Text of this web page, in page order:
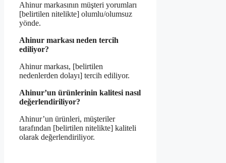
Ahinur markasının müşteri yorumları
[belirtilen nitelikte] olumlu/olumsuz
yönde.
Ahinur markası neden tercih
ediliyor?
Ahinur markası, [belirtilen
nedenlerden dolayı] tercih ediliyor.
Ahinur’un ürünlerinin kalitesi nasıl
değerlendiriliyor?
Ahinur’un ürünleri, müşteriler
tarafından [belirtilen nitelikte] kaliteli
olarak değerlendiriliyor.